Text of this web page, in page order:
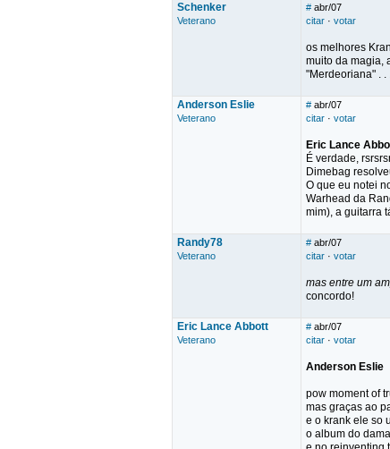
Schenker
Veterano
# abr/07
citar · votar
os melhores
muito da magia,
"Merdeoriana" . .
Anderson Eslie
Veterano
# abr/07
citar · votar
Eric Lance
É verdade,
Dimebag
O que eu notei
Warhead da
mim), a guitarra
Randy78
Veterano
# abr/07
citar · votar
mas entre um
concordo!
Eric Lance Abbott
Veterano
# abr/07
citar · votar
Anderson Eslie
pow moment of
mas graças ao
e o krank ele so
o album do